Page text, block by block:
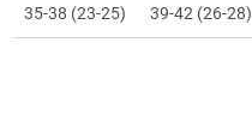
35-38 (23-25) 39-42 (26-28)